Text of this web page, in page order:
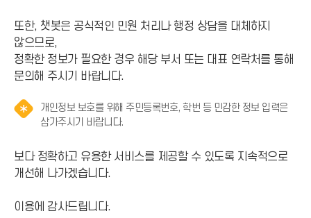
또한, 챗봇은 공식적인 민원 처리나 행정 상담을 대체하지
않으므로,
정확한 정보가 필요한 경우 해당 부서 또는 대표 연락처를 통해
문의해 주시기 바랍니다.
개인정보 보호를 위해 주민등록번호, 학번 등 민감한 정보 입력은
삼가주시기 바랍니다.알
(
보다 정확하고 유용한 서비스를 제공할 수 있도록 지속적으로
개선해 나가겠습니다.
이용에 감사드립니다.